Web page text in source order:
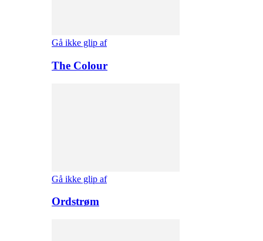
Gå ikke glip af
The Colour
Gå ikke glip af
Ordstrøm